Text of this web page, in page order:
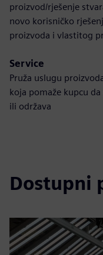
proizvod/rješenje
novo korisničko
proizvoda i vlastitog
Service
Pruža uslugu
koja pomaže kupcu
ili održava
Dostupni